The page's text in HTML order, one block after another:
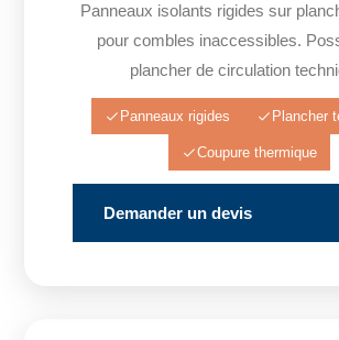
Panneaux isolants rigides sur
pour combles inaccessibles.
plancher de circulation
Panneaux rigides Plancher
Coupure thermique
Demander un devis